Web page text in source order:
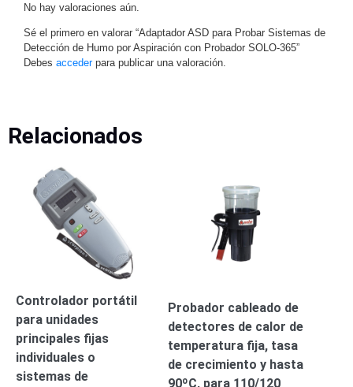
Cámaras
y DVRs
HD
TurboHD
Salinos
Antiexplosión
/ Eyeball /
Motorizado
-
Pinhole
PTZ
Analógicas
- TurboHD
/ CVI
Drones,
Robots e
Industrial
Cámaras
Industriales
No hay valoraciones aún.
Sé el primero en valorar “Adaptador ASD para Probar Sistemas de
Detección de Humo por Aspiración con Probador SOLO-365”
Debes accederpara publicar una valoración.
Relacionados
Controlador portátil
para unidades
principales fijas
individuales o
sistemas de
Probador cableado de
detectores de calor de
temperatura fija, tasa
de crecimiento y hasta
90ºC, para 110/120